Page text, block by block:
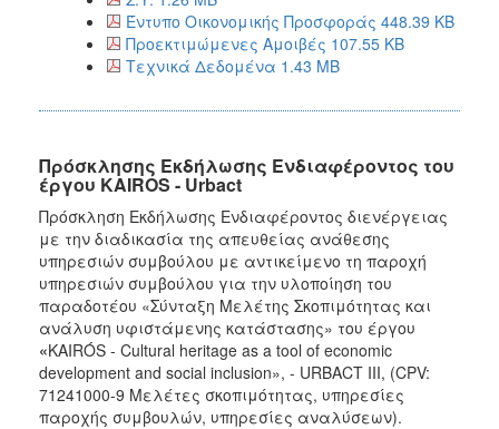
Έντυπο Οικονομικής Προσφοράς 448.39 KB
Προεκτιμώμενες Αμοιβές 107.55 KB
Τεχνικά Δεδομένα 1.43 MB
Πρόσκλησης Εκδήλωσης Ενδιαφέροντος του
έργου KAIROS - Urbact
Πρόσκληση Εκδήλωσης Ενδιαφέροντος διενέργειας
με την διαδικασία της απευθείας ανάθεσης
υπηρεσιών συμβούλου με αντικείμενο τη παροχή
υπηρεσιών συμβούλου για την υλοποίηση του
παραδοτέου «Σύνταξη Μελέτης Σκοπιμότητας και
ανάλυση υφιστάμενης κατάστασης» του έργου
«KAIRÓS - Cultural heritage as a tool of economic
development and social inclusion», - URBACT III, (CPV:
71241000-9 Μελέτες σκοπιμότητας, υπηρεσίες
παροχής συμβουλών, υπηρεσίες αναλύσεων).